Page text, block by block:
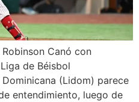
Canó con
de Béisbol
(Lidom) parece
entendimiento, luego de